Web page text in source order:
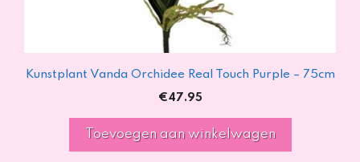
Kunstplant Vanda Orchidee Real Touch Purple – 75cm
€47.95
Toevoegen aan winkelwagen